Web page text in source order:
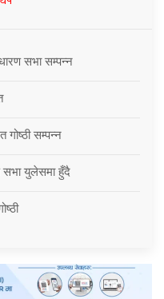
सभा सम्पन्न
गोष्ठी सम्पन्न
सभा युलेसमा हुँदै